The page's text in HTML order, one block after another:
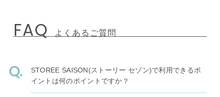
FAQ よくあるご質問
STOREE SAISON(ストーリー セゾン)で利用できるポ
イントは何のポイントですか？